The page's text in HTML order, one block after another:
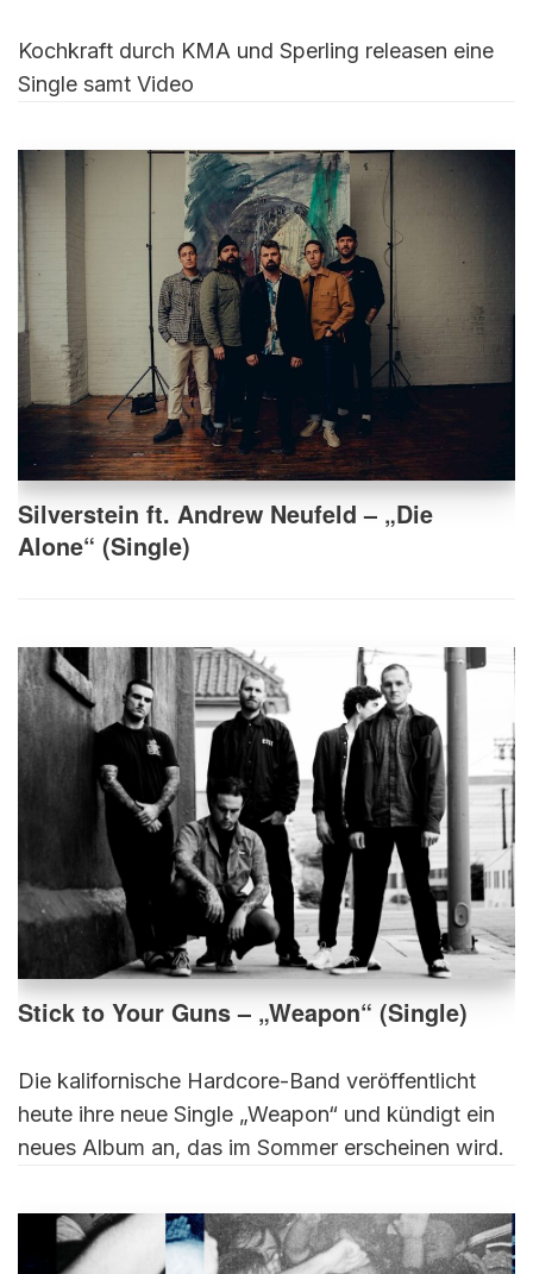
Kochkraft durch KMA und Sperling releasen eine
Single samt Video
Silverstein ft. Andrew Neufeld – „Die
Alone“ (Single)
Stick to Your Guns – „Weapon“ (Single)
Die kalifornische Hardcore-Band veröffentlicht
heute ihre neue Single „Weapon“ und kündigt ein
neues Album an, das im Sommer erscheinen wird.